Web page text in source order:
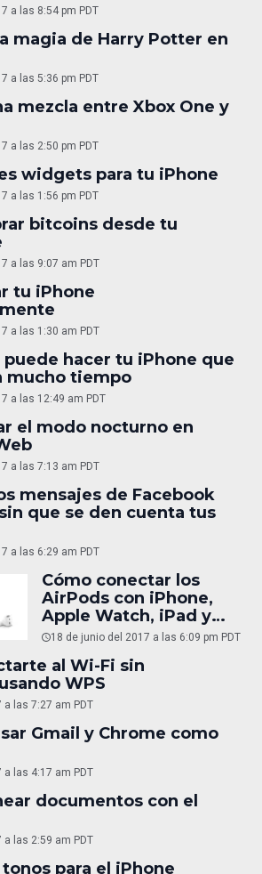
a las 8:54 pm PDT
magia de Harry Potter en
a las 5:36 pm PDT
mezcla entre Xbox One y
a las 2:50 pm PDT
widgets para tu iPhone
a las 1:56 pm PDT
bitcoins desde tu
a las 9:07 am PDT
tu iPhone
a las 1:30 am PDT
puede hacer tu iPhone que
mucho tiempo
a las 12:49 am PDT
el modo nocturno en
a las 7:13 am PDT
mensajes de Facebook
que se den cuenta tus
a las 6:29 am PDT
Cómo conectar los
AirPods con iPhone,
Apple Watch, iPad y
Mac
18 de junio del 2017 a las 6:09 pm PDT
al Wi-Fi sin
WPS
las 7:27 am PDT
Gmail y Chrome como
las 4:17 am PDT
documentos con el
las 2:59 am PDT
para el iPhone